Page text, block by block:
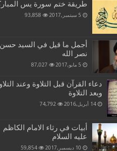
طريقة ختم سورة يس
5 سبتمبر,2017 93,858
أجمل ما قيل في السيد حسن
نصر الله
5 مايو,2017 87,027
دعاء القرآن قبل التلاوة وعند
وبعد التلاوة
14 أبريل,2016 74,792
أبيات في رثاء الامام الكاظم
عليه السلام
10 ديسمبر,2017 59,854